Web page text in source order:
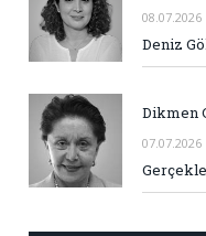
08.07.2026
Deniz
Dikmen
07.07.2026